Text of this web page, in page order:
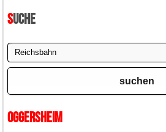
Suche
suchen
Oggersheim